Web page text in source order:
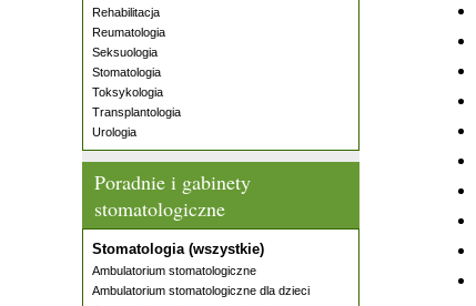
Rehabilitacja
Reumatologia
Seksuologia
Stomatologia
Toksykologia
Transplantologia
Urologia
Poradnie i gabinety
stomatologiczne
Stomatologia (wszystkie)
Ambulatorium stomatologiczne
Ambulatorium stomatologiczne dla dzieci